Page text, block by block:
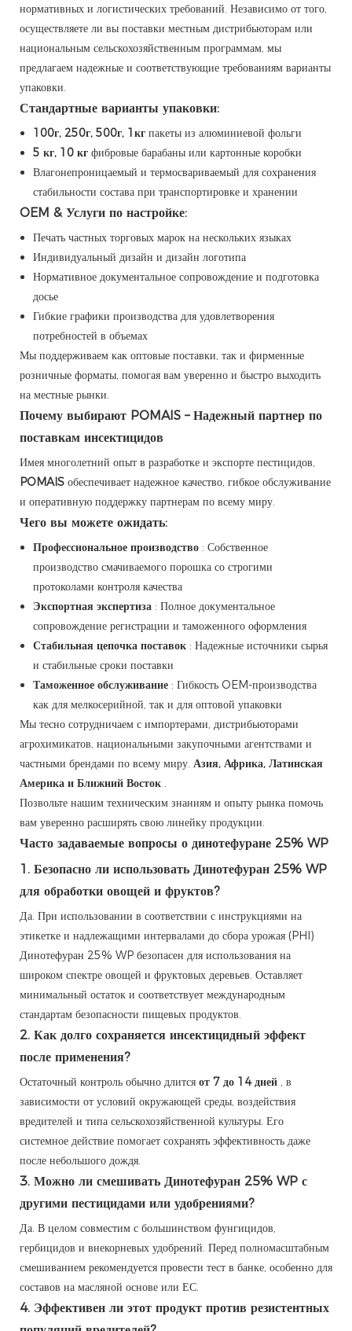
нормативных и логистических требований. Независимо от того,
осуществляете ли вы поставки местным дистрибьюторам или
национальным сельскохозяйственным программам, мы
предлагаем надежные и соответствующие требованиям варианты
упаковки.
Стандартные варианты упаковки:
100г, 250г, 500г, 1кг пакеты из алюминиевой фольги
5 кг, 10 кг фибровые барабаны или картонные коробки
Влагонепроницаемый и термосвариваемый для сохранения
стабильности состава при транспортировке и хранении
OEM & Услуги по настройке:
Печать частных торговых марок на нескольких языках
Индивидуальный дизайн и дизайн логотипа
Нормативное документальное сопровождение и подготовка
досье
Гибкие графики производства для удовлетворения
потребностей в объемах
Мы поддерживаем как оптовые поставки, так и фирменные
розничные форматы, помогая вам уверенно и быстро выходить
на местные рынки.
Почему выбирают POMAIS – Надежный партнер по
поставкам инсектицидов
Имея многолетний опыт в разработке и экспорте пестицидов,
POMAIS обеспечивает надежное качество, гибкое обслуживание
и оперативную поддержку партнерам по всему миру.
Чего вы можете ожидать:
Профессиональное производство : Собственное
производство смачиваемого порошка со строгими
протоколами контроля качества
Экспортная экспертиза : Полное документальное
сопровождение регистрации и таможенного оформления
Стабильная цепочка поставок : Надежные источники сырья
и стабильные сроки поставки
Таможенное обслуживание : Гибкость OEM-производства
как для мелкосерийной, так и для оптовой упаковки
Мы тесно сотрудничаем с импортерами, дистрибьюторами
агрохимикатов, национальными закупочными агентствами и
частными брендами по всему миру. Азия, Африка, Латинская
Америка и Ближний Восток
Позвольте нашим техническим знаниям и опыту рынка помочь
вам уверенно расширять свою линейку продукции.
Часто задаваемые вопросы о динотефуране 25% WP
1. Безопасно ли использовать Динотефуран 25% WP
для обработки овощей и фруктов?
Да. При использовании в соответствии с инструкциями на
этикетке и надлежащими интервалами до сбора урожая (PHI)
Динотефуран 25% WP безопасен для использования на
широком спектре овощей и фруктовых деревьев. Оставляет
минимальный остаток и соответствует международным
стандартам безопасности пищевых продуктов.
2. Как долго сохраняется инсектицидный эффект
после применения?
Остаточный контроль обычно длится от 7 до 14 дней
, в
зависимости от условий окружающей среды, воздействия
вредителей и типа сельскохозяйственной культуры. Его
системное действие помогает сохранять эффективность даже
после небольшого дождя.
3. Можно ли смешивать Динотефуран 25% WP с
другими пестицидами или удобрениями?
Да. В целом совместим с большинством фунгицидов,
гербицидов и внекорневых удобрений. Перед полномасштабным
смешиванием рекомендуется провести тест в банке, особенно для
составов на масляной основе или ЕС.
4. Эффективен ли этот продукт против резистентных